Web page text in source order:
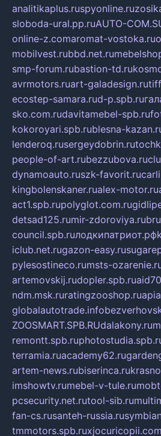
analitikaplus.ruspyonline.ru
sloboda-ural.pp.ruAUTO-
online-z.comaromat-vostoka.ru
mobilvest.rubbd.net.ru
smp-forum.rubastion-td.ru
avrmotors.ruart-galadesign.ru
ecostep-samara.rud-p.spb.ru
sko.com.rudavitamebel-spb.ru
kokoroyari.spb.rublesna-
lenderoq.rusergeydobrin.ru
people-of-art.rubezzubova.ru
dynamoauto.ruszk-favorit.ru
kingbolenskaner.rualex-motor.ru
act1.spb.rupolyglot.com.ru
detsad125.rumir-zdoroviya.ru
council.spb.ruлодкипатриот.рф
iclub.net.rugazon-easy.ru
pylesostineco.rumsts-
artemovskij.rudopler.spb.ru
ndm.msk.ruratingzooshop.ru
globalautotrade.info
ZOOSMART.SPB.RUdalakony.ru
remontt.spb.ru
terramia.ruacademy62.ru
artem-news.rubiserinca.ru
imshowtv.rumebel-v-tule.ru
pcsecurity.net.rutool-sib.ru
fan-cs.rusanteh-russia.ru
tmmotors.spb.ruxjocuricopii.com